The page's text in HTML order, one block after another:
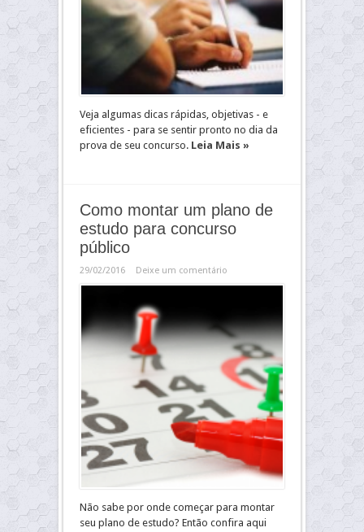
Veja algumas dicas rápidas, objetivas - e
eficientes - para se sentir pronto no dia da
prova de seu concurso. Leia Mais »
Como montar um plano de
estudo para concurso
público
29/02/2016 Deixe um comentário
Não sabe por onde começar para montar
seu plano de estudo? Então confira aqui